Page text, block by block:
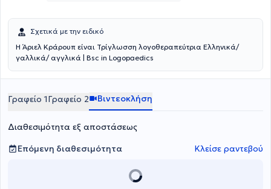
Σχετικά με την ειδικό
Η Άριελ Κράρουπ είναι Τρίγλωσση λογοθεραπεύτρια Ελληνικά/
γαλλικά/ αγγλικά | Bsc in Logopaedics
Γραφείο 1Γραφείο 2 Βιντεοκλήση
Διαθεσιμότητα εξ αποστάσεως
Επόμενη διαθεσιμότητα
Κλείσε ραντεβού